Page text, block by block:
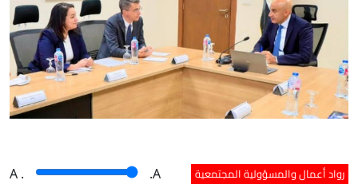
رواد أعمال والمسؤولية المجتمعية A . .A